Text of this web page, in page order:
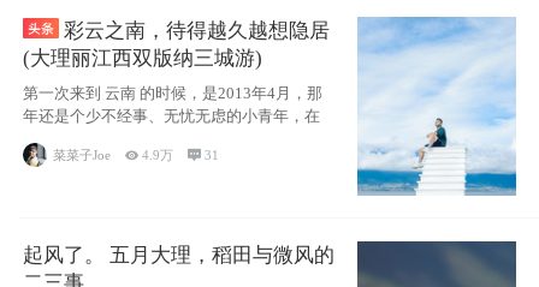
彩云之南，待得越久越想隐居
(大理丽江西双版纳三城游)
第一次来到 云南 的时候，是2013年4月，那
年还是个少不经事、无忧无虑的小青年，在
菜菜子Joe 4.9万  31
起风了。 五月大理，稻田与微风的